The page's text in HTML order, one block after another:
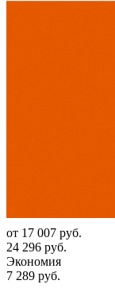
от 17 007 руб.
24 296 руб.
Экономия
7 289 руб.